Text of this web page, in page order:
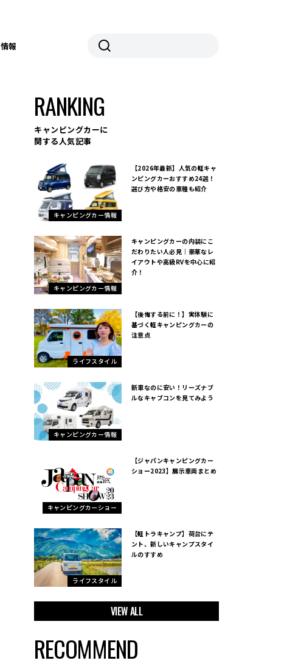
情報
RANKING
キャンピングカーに
関する人気記事
キャンピングカー情報
【2026年最新】人気の軽キャ
ンピングカーおすすめ24選！
選び方や格安の車種も紹介
キャンピングカー情報
キャンピングカーの内装にこ
だわりたい人必見｜豪華なレ
イアウトや高級RVを中心に紹
介！
ライフスタイル
【後悔する前に！】実体験に
基づく軽キャンピングカーの
注意点
キャンピングカー情報
新車なのに安い！リーズナブ
ルなキャブコンを見てみよう
キャンピングカーショー
【ジャパンキャンピングカー
ショー2023】展示車両まとめ
ライフスタイル
【軽トラキャンプ】荷台にテ
ント、新しいキャンプスタイ
ルのすすめ
VIEW ALL
RECOMMEND